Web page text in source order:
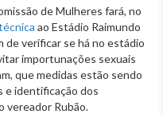
de Mulheres fará, no
ao Estádio Raimundo
de verificar se há no estádio
importunações sexuais
que medidas estão sendo
e identificação dos
vereador Rubão.